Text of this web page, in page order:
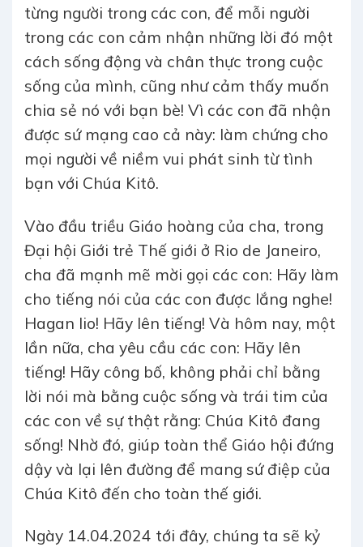
từng người trong các con, để mỗi người
trong các con cảm nhận những lời đó một
cách sống động và chân thực trong cuộc
sống của mình, cũng như cảm thấy muốn
chia sẻ nó với bạn bè! Vì các con đã nhận
được sứ mạng cao cả này: làm chứng cho
mọi người về niềm vui phát sinh từ tình
bạn với Chúa Kitô.
Vào đầu triều Giáo hoàng của cha, trong
Đại hội Giới trẻ Thế giới ở Rio de Janeiro,
cha đã mạnh mẽ mời gọi các con: Hãy làm
cho tiếng nói của các con được lắng nghe!
Hagan lio! Hãy lên tiếng! Và hôm nay, một
lần nữa, cha yêu cầu các con: Hãy lên
tiếng! Hãy công bố, không phải chỉ bằng
lời nói mà bằng cuộc sống và trái tim của
các con về sự thật rằng: Chúa Kitô đang
sống! Nhờ đó, giúp toàn thể Giáo hội đứng
dậy và lại lên đường để mang sứ điệp của
Chúa Kitô đến cho toàn thế giới.
Ngày 14.04.2024 tới đây, chúng ta sẽ kỷ